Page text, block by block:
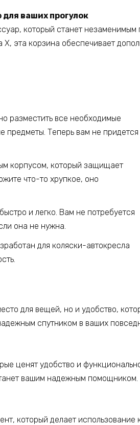
для ваших прогулок
который станет
эта корзина обеспечивает
разместить все необходимые
предметы. Теперь вам не придется
корпусом, который защищает
что-то хрупкое, оно
и легко. Вам не потребуется
она не нужна.
для коляски-автокресла
для вещей, но и удобство,
спутником в ваших
ценят удобство и
вашим надежным помощником.
который делает